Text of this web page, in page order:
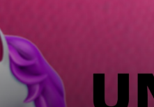
BITCOIN HABERLERI